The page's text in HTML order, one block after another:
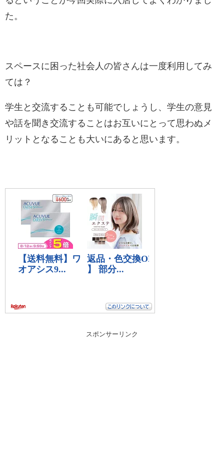
た。
スペースに困った社会人の皆さんは一度利用してみ
ては？
学生と交流することも可能でしょうし、学生の意見
や話を聞き交流することはお互いにとって思わぬメ
リットとなることも大いにあると思います。
スポンサーリンク